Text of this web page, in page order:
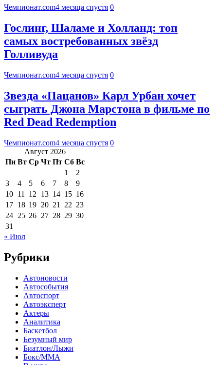
Чемпионат.com4 месяца спустя 0
Гослинг, Шаламе и Холланд: топ
самых востребованных звёзд
Голливуда
Чемпионат.com4 месяца спустя 0
Звезда «Пацанов» Карл Урбан хочет
сыграть Джона Марстона в фильме по
Red Dead Redemption
Чемпионат.com4 месяца спустя 0
Август 2026
Пн Вт Ср Чт Пт Сб Вс
1
2
3
4 5 6 7 8
9
10 11 12 13 14 15 16
17 18 19 20 21 22 23
24 25 26 27 28 29 30
31
« Июл
Рубрики
Автоновости
Автособытия
Автоспорт
Автоэксперт
Актеры
Аналитика
Баскетбол
Безумный мир
Биатлон/Лыжи
Бокс/MMA